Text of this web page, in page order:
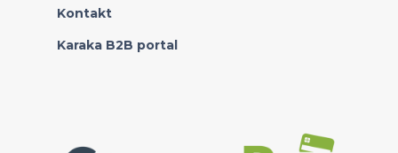
Kontakt
Karaka B2B portal